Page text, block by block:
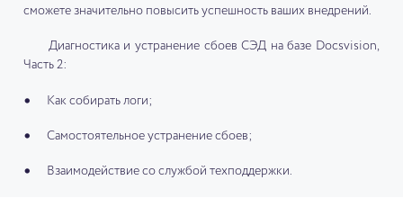
сможете значительно повысить успешность ваших внедрений.
Диагностика и устранение сбоев СЭД на базе Docsvision,
Часть 2:
Как собирать логи;
Самостоятельное устранение сбоев;
Взаимодействие со службой техподдержки.